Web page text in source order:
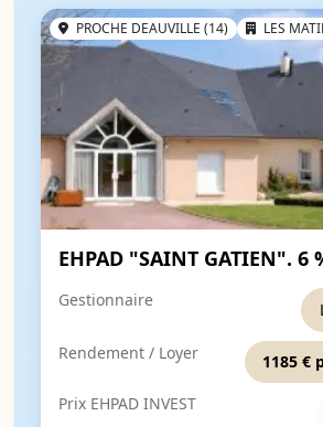
PROCHE DEAUVILLE (14) LES
EHPAD "SAINT GATIEN". 6
Gestionnaire
Rendement / Loyer
1185 €
Prix EHPAD INVEST